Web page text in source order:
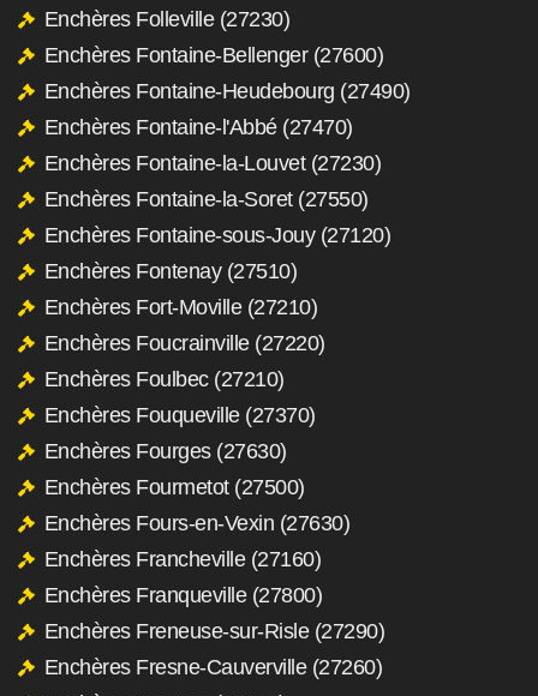
Enchères Folleville (27230)
Enchères Fontaine-Bellenger (27600)
Enchères Fontaine-Heudebourg (27490)
Enchères Fontaine-l'Abbé (27470)
Enchères Fontaine-la-Louvet (27230)
Enchères Fontaine-la-Soret (27550)
Enchères Fontaine-sous-Jouy (27120)
Enchères Fontenay (27510)
Enchères Fort-Moville (27210)
Enchères Foucrainville (27220)
Enchères Foulbec (27210)
Enchères Fouqueville (27370)
Enchères Fourges (27630)
Enchères Fourmetot (27500)
Enchères Fours-en-Vexin (27630)
Enchères Francheville (27160)
Enchères Franqueville (27800)
Enchères Freneuse-sur-Risle (27290)
Enchères Fresne-Cauverville (27260)